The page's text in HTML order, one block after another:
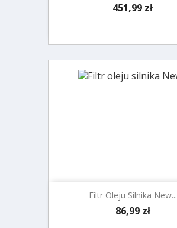
Cena
451,99 zł
Filtr Oleju Silnika New...
Cena
86,99 zł